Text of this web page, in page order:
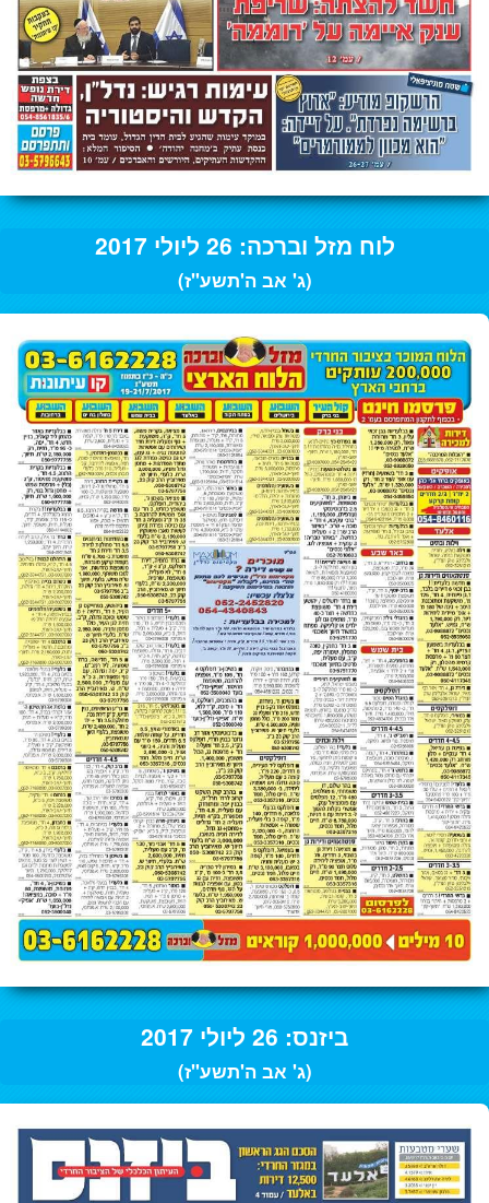
לוח מזל וברכה: 26 ליולי 2017
(ג' אב ה'תשע"ז)
ביזנס: 26 ליולי 2017
(ג' אב ה'תשע"ז)